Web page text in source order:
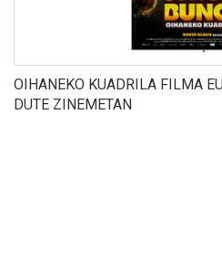
OIHANEKO KUADRILA FILMA
DUTE ZINEMETAN